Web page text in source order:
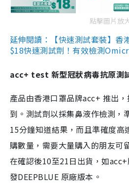
點擊圖片放
延伸閱讀：【快速測試套裝】香
$18快速測試劑！有效檢測
acc+ test 新型冠狀病毒抗原測
產品由香港口罩品牌acc+ 推出
到。測試劑以採集鼻液作檢測，
15分鐘知道結果，而且準確度
購數量，需要大量購入的朋友可
在確認後10至21日出貨，如
發DEEPBLUE 原廠版本。